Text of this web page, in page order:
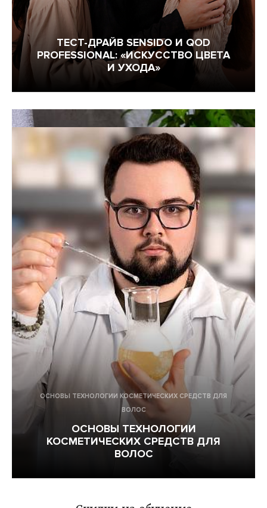
ГРЕТА МАРОИНО
MARKET Мой кабинет
ТЕСТ-ДРАЙВ SENSIDO И QOD
PROFESSIONAL: «ИСКУССТВО ЦВЕТА
И УХОДА»
ОНЛАЙН-МИТАП: ЗДОРОВАЯ КОЖА
ГОЛОВЫ – ОСНОВА КРАСИВЫХ
ВОЛОС
ОСНОВЫ ТЕХНОЛОГИИ КОСМЕТИЧЕСКИХ СРЕДСТВ ДЛЯ
ВОЛОС
ОСНОВЫ ТЕХНОЛОГИИ
КОСМЕТИЧЕСКИХ СРЕДСТВ ДЛЯ
ВОЛОС